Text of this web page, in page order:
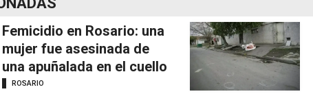
Femicidio en Rosario: una
mujer fue asesinada de
una apuñalada en el cuello
ROSARIO